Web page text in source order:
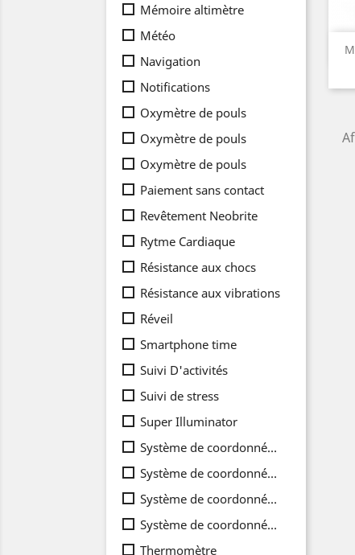
Mémoire altimètre
Météo
Navigation
Notifications
Oxymètre de pouls
Oxymètre de pouls
Oxymètre de pouls
Paiement sans contact
Revêtement Neobrite
Rytme Cardiaque
Résistance aux chocs
Résistance aux vibrations
Réveil
Smartphone time
Suivi D'activités
Suivi de stress
Super Illuminator
Système de coordonnées double
Système de coordonnées double
Système de coordonnées double
Système de coordonnées doubles
Thermomètre